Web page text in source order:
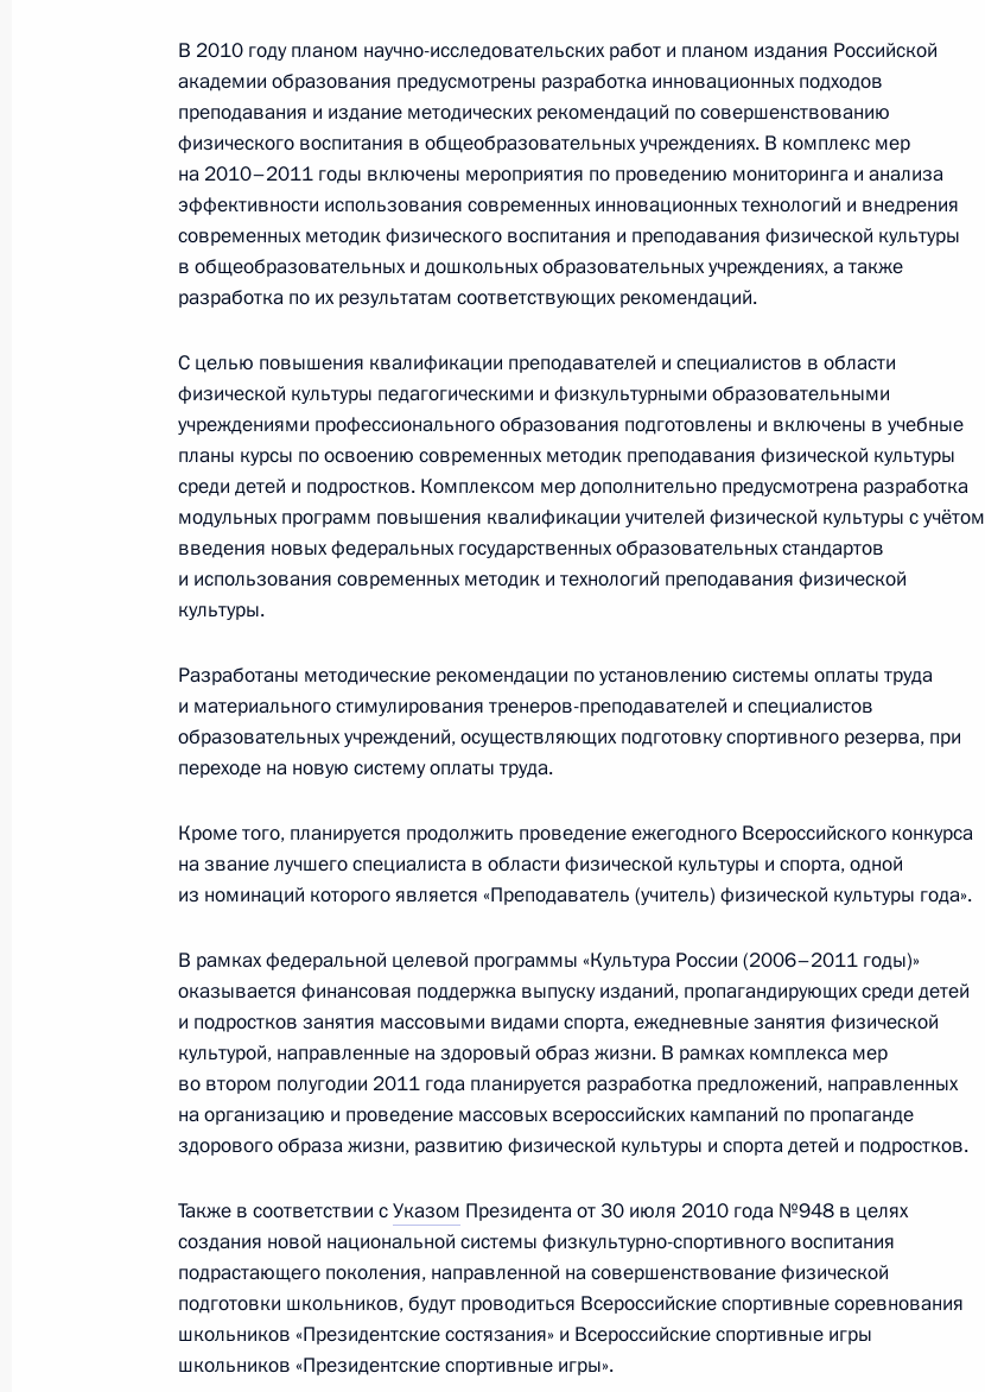
Об исполнении поручения Президента о привлечении
перспективных выпускников вузов для работы в школах
7 октября 2010 года, 13:30
Президент поздравил российских педагогов с Днём учителя
5 октября 2010 года, 19:20
Стенографический отчёт о встрече с лауреатами конкурса
«Учитель года России – 2010»
5 октября 2010 года, 18:00
Об исполнении поручения Президента о совершенствовании
преподавания физической культуры в школах
5 октября 2010 года, 10:00
Беседа с преподавателями и родителями воспитанников первого
1 сентября 2010 года, 14:00
Беседа с воспитанниками первого президентского кадетского
училища
1 сентября 2010 года, 13:00
В День знаний Дмитрий Медведев принял участие в открытии
1 сентября 2010 года, 12:00
Выступление на открытии первого президентского кадетского
училища
В 2010 году планом научно-исследовательских работ и планом издания Российской
академии образования предусмотрены разработка инновационных подходов
преподавания и издание методических рекомендаций по совершенствованию
физического воспитания в общеобразовательных учреждениях. В комплекс мер
на 2010–2011 годы включены мероприятия по проведению мониторинга и анализа
эффективности использования современных инновационных технологий и внедрения
современных методик физического воспитания и преподавания физической культуры
в общеобразовательных и дошкольных образовательных учреждениях, а также
разработка по их результатам соответствующих рекомендаций.
С целью повышения квалификации преподавателей и специалистов в области
физической культуры педагогическими и физкультурными образовательными
учреждениями профессионального образования подготовлены и включены в учебные
планы курсы по освоению современных методик преподавания физической культуры
среди детей и подростков. Комплексом мер дополнительно предусмотрена разработка
модульных программ повышения квалификации учителей физической культуры с учётом
введения новых федеральных государственных образовательных стандартов
и использования современных методик и технологий преподавания физической
культуры.
Разработаны методические рекомендации по установлению системы оплаты труда
и материального стимулирования тренеров-преподавателей и специалистов
образовательных учреждений, осуществляющих подготовку спортивного резерва, при
переходе на новую систему оплаты труда.
Кроме того, планируется продолжить проведение ежегодного Всероссийского конкурса
на звание лучшего специалиста в области физической культуры и спорта, одной
из номинаций которого является «Преподаватель (учитель) физической культуры года».
В рамках федеральной целевой программы «Культура России (2006–2011 годы)»
оказывается финансовая поддержка выпуску изданий, пропагандирующих среди детей
и подростков занятия массовыми видами спорта, ежедневные занятия физической
культурой, направленные на здоровый образ жизни. В рамках комплекса мер
во втором полугодии 2011 года планируется разработка предложений, направленных
на организацию и проведение массовых всероссийских кампаний по пропаганде
здорового образа жизни, развитию физической культуры и спорта детей и подростков.
Также в соответствии сУказом Президента от 30 июля 2010 года №948 в целях
создания новой национальной системы физкультурно-спортивного воспитания
подрастающего поколения, направленной на совершенствование физической
подготовки школьников, будут проводиться Всероссийские спортивные соревнования
школьников «Президентские состязания» и Всероссийские спортивные игры
школьников «Президентские спортивные игры».